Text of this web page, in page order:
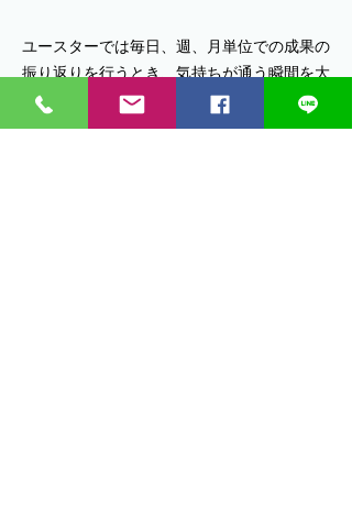
ユースターでは毎日、週、月単位での成果の
振り返りを行うとき、気持ちが通う瞬間を大
事にしています